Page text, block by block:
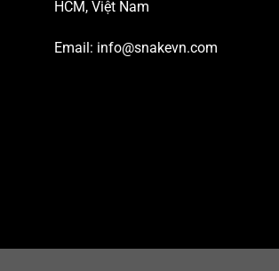
HCM, Việt Nam
Email: info@snakevn.com